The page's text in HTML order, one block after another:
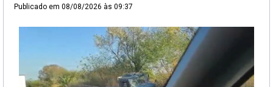
Publicado em 08/08/2026 às 09:37